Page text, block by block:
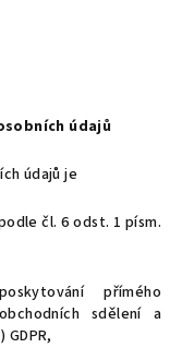
údajů
údajů je
čl. 6 odst. 1 písm.
přímého
sdělení a